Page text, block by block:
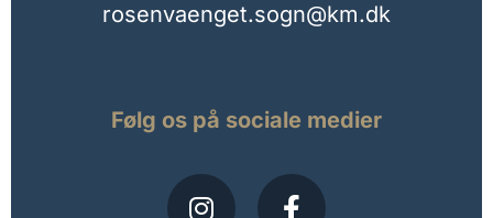
rosenvaenget.sogn@km.dk
Følg os på sociale medier